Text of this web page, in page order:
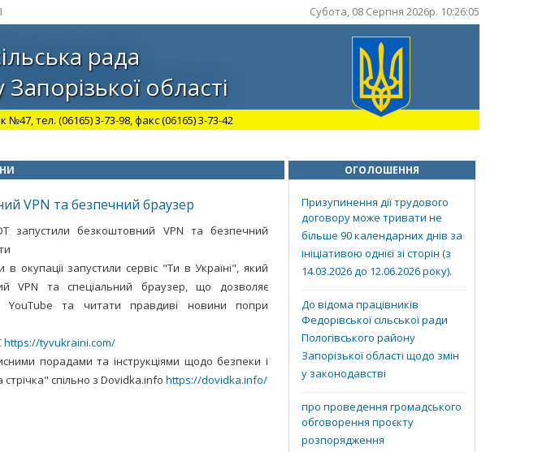
Субота, 08 Серпня 2026р. 10:26:06
рада
області
тел. (06165) 3-73-98, факс (06165) 3-73-42
VPN та безпечний браузер
запустили безкоштовний VPN та безпечний
в окупації запустили сервіс "Ти в Україні", який
VPN та спеціальний браузер, що дозволяє
YouTube та читати правдиві новини попри
https://tyvukraini.com/
порадами та інструкціями щодо безпеки і
спільно з Dovidka.info https://dovidka.info/
ОГОЛОШЕННЯ
Призупинення дії трудового
договору може тривати не
більше 90 календарних днів за
ініціативою однієї зі сторін (з
14.03.2026 до 12.06.2026 року).
До відома працівників
Федорівської сільської ради
Пологівського району
Запорізької області щодо змін
у законодавстві
про проведення громадського
обговорення проєкту
розпорядження